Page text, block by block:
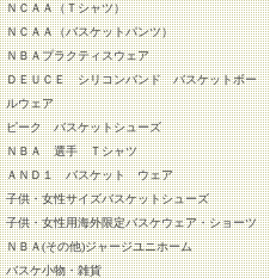
ＮＣＡＡ（Ｔシャツ）
ＮＣＡＡ（バスケットパンツ）
ＮＢＡプラクティスウェア
ＤＥＵＣＥ シリコンバンド バスケットボー
ルウェア
ピーク バスケットシューズ
ＮＢＡ 選手 Ｔシャツ
ＡＮＤ１ バスケット ウェア
子供・女性サイズバスケットシューズ
子供・女性用海外限定バスケウェア・ショーツ
ＮＢＡ(その他)ジャージユニホーム
バスケ小物・雑貨